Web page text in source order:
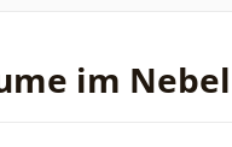
im Nebel